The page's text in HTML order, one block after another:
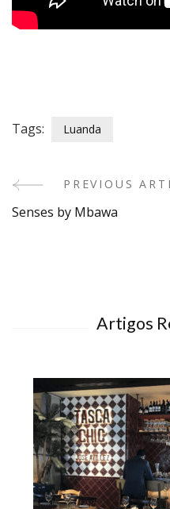
Tags: Luanda
Post
Navigation
PREVIOUS
Senses by Mbawa
Artigos